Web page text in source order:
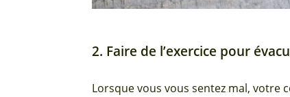
2. Faire de l’exercice pour
Lorsque vous vous sentez mal, votre